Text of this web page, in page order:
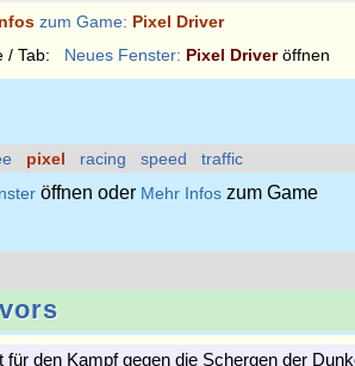
zum Game: Pixel Driver
/ Tab: Neues Fenster: Pixel Driveröffnen
pixel racing speed traffic
öffnen oder Mehr Infos zum Game
für den Kampf gegen die Schergen der